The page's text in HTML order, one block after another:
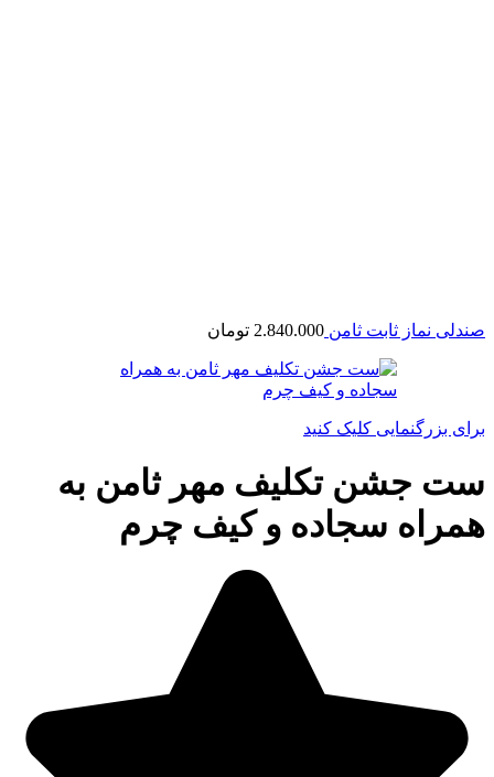
صندلی نماز ثابت ثامن 2.840.000 تومان
برای بزرگنمایی کلیک کنید
ست جشن تکلیف مهر ثامن به
همراه سجاده و کیف چرم